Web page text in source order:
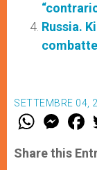
Russia.
SETTEMBRE 04,
W
t
s
M
e
s
e
F
a
e
b
Share this